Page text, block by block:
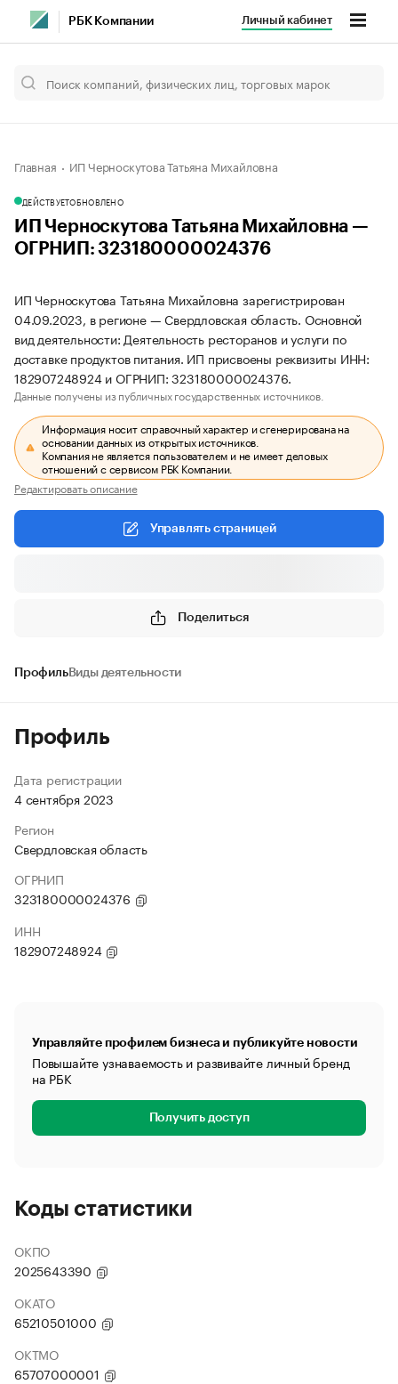
РБК Компании Личный кабинет
Главная ИП Черноскутова Татьяна Михайловна
ДЕЙСТВУЕТОБНОВЛЕНО
ИП Черноскутова Татьяна Михайловна —
ОГРНИП: 323180000024376
ИП Черноскутова Татьяна Михайловна зарегистрирован
04.09.2023, в регионе — Свердловская область. Основной
вид деятельности: Деятельность ресторанов и услуги по
доставке продуктов питания. ИП присвоены реквизиты ИНН:
182907248924 и ОГРНИП: 323180000024376.
Данные получены из публичных государственных источников.
Информация носит справочный характер и сгенерирована на
основании данных из открытых источников.
Компания не является пользователем и не имеет деловых
отношений с сервисом РБК Компании.
Редактировать описание
Управлять страницей
Поделиться
ПрофильВиды деятельности
Профиль
Дата регистрации
4 сентября 2023
Регион
Свердловская область
ОГРНИП
323180000024376
ИНН
182907248924
Управляйте профилем бизнеса и публикуйте новости
Повышайте узнаваемость и развивайте личный бренд
на РБК
Получить доступ
Коды статистики
ОКПО
2025643390
ОКАТО
65210501000
ОКТМО
65707000001